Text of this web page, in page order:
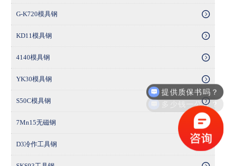
G-K720模具钢
KD11模具钢
4140模具钢
YK30模具钢
S50C模具钢
7Mn15无磁钢
D3冷作工具钢
提供质保书吗？
多少钱一公斤？